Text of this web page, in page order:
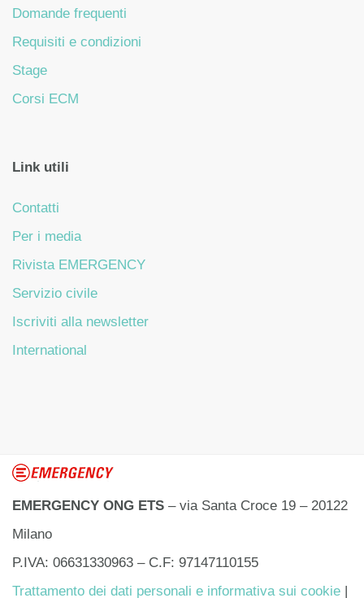
Domande frequenti
Requisiti e condizioni
Stage
Corsi ECM
Link utili
Contatti
Per i media
Rivista EMERGENCY
Servizio civile
Iscriviti alla newsletter
International
EMERGENCY ONG ETS – via Santa Croce 19 – 20122
Milano
P.IVA: 06631330963 – C.F: 97147110155
Trattamento dei dati personali e informativa sui cookie |